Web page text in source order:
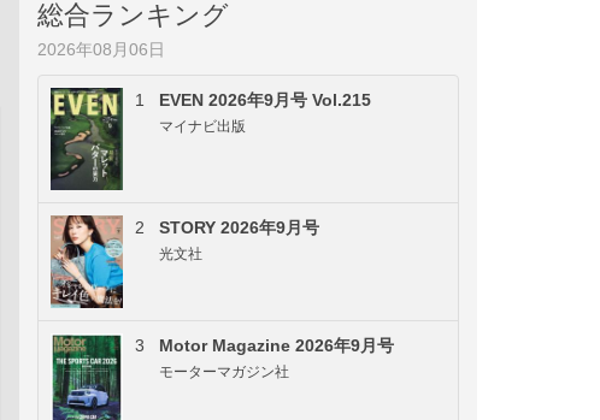
総合ランキング
2026年08月06日
1 EVEN 2026年9月号 Vol.215
マイナビ出版
2 STORY 2026年9月号
光文社
3 Motor Magazine 2026年9月号
モーターマガジン社